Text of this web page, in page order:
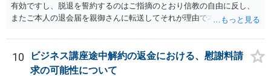
有効ですし、脱退を誓約するのはご指摘のとおり信教の自由に反し、
またご本人の退会届を親御さんに転送してそれが理由で本部が退会に
ような理由で、誠実に対応いただけなければ損害賠償請求も検討する
旨申し入れたうえで、弁護士名義等で、退会証明等を依頼する内容証
明郵便を本部宛に送付することが考えられるかと思います。
10
ビジネス講座途中解約の返金における、慰謝料請
求の可能性について